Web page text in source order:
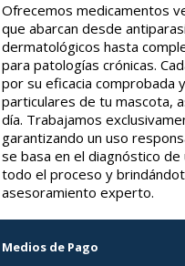
Ofrecemos medicamentos
que abarcan desde
dermatológicos hasta
para patologías crónicas.
por su eficacia comprobada
particulares de tu mascota,
día. Trabajamos
garantizando un uso
se basa en el diagnóstico
todo el proceso y
asesoramiento experto.
Medios de Pago